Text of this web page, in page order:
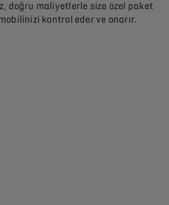
doğru maliyetlerle size özel paket
kontrol eder ve onarır.